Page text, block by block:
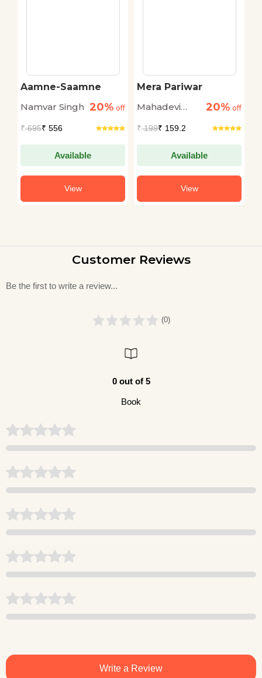
Aamne-Saamne
Namvar Singh 20% off
₹695₹ 556
Available
View
Mera Pariwar
Mahadevi
20% off
₹199₹ 159.2
Available
View
Customer Reviews
Be the first to write a review...
(0)
0 out of 5
Book
Write a Review